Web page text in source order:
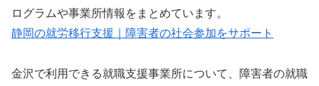
ログラムや事業所情報をまとめています。
静岡の就労移行支援｜障害者の社会参加をサポート
金沢で利用できる就職支援事業所について、障害者の就職